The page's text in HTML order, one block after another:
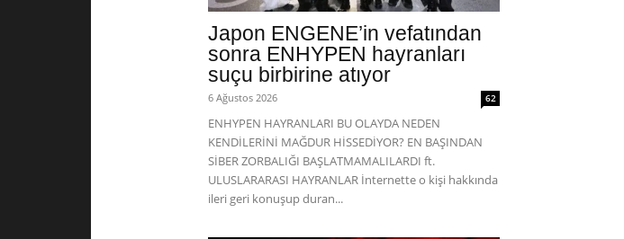
Japon ENGENE’in vefatından
sonra ENHYPEN hayranları
suçu birbirine atıyor
6 Ağustos 2026 62
ENHYPEN HAYRANLARI BU OLAYDA NEDEN
KENDİLERİNİ MAĞDUR HİSSEDİYOR? EN BAŞINDAN
SİBER ZORBALIĞI BAŞLATMAMALILARDI ft.
ULUSLARARASI HAYRANLAR İnternette o kişi hakkında
ileri geri konuşup duran...